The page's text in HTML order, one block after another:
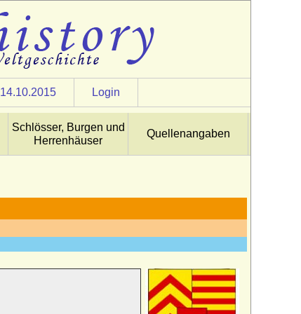
14.10.2015 Login
Schlösser, Burgen und
Herrenhäuser
Quellenangaben